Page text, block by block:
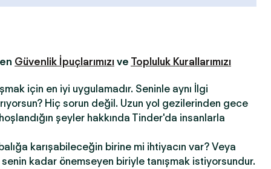
Güvenlik İpuçlarımızı ve Topluluk Kurallarımızı
için en iyi uygulamadır. Seninle aynı İlgi
Hiç sorun değil. Uzun yol gezilerinden gece
şeyler hakkında Tinder'da insanlarla
karışabileceğin birine mi ihtiyacın var? Veya
kadar önemseyen biriyle tanışmak istiyorsundur.